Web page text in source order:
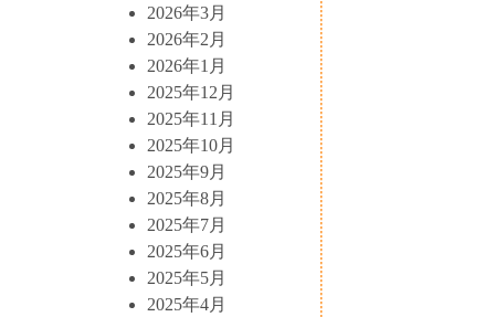
2026年3月
2026年2月
2026年1月
2025年12月
2025年11月
2025年10月
2025年9月
2025年8月
2025年7月
2025年6月
2025年5月
2025年4月